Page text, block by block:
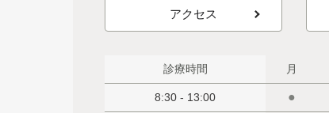
アクセス
診療時間 月
8:30 - 13:00 ●